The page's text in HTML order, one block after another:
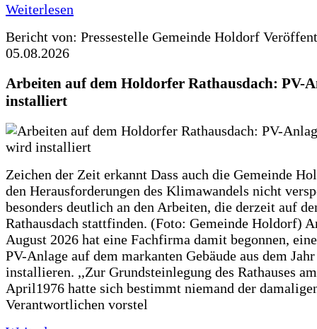
Weiterlesen
Bericht von: Pressestelle Gemeinde Holdorf
05.08.2026
Arbeiten auf dem Holdorfer Rathausdach: PV-
installiert
Zeichen der Zeit erkannt Dass auch die Gemeinde
den Herausforderungen des Klimawandels nicht
besonders deutlich an den Arbeiten, die derzeit auf
Rathausdach stattfinden. (Foto: Gemeinde Holdorf)
August 2026 hat eine Fachfirma damit begonnen,
PV-Anlage auf dem markanten Gebäude aus dem
installieren. ,,Zur Grundsteinlegung des Rathauses
April1976 hatte sich bestimmt niemand der
Verantwortlichen vorstel